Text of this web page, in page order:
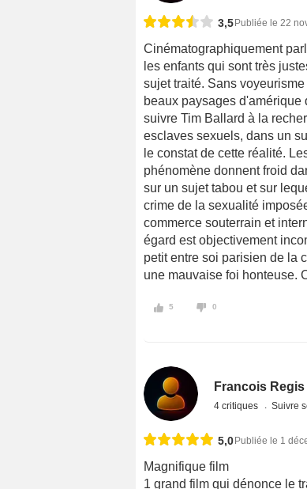
3,5Publiée le 22
Cinématographiquement
les enfants qui sont très
sujet traité. Sans
beaux paysages
suivre Tim Ballard à la
esclaves sexuels, dans un
le constat de cette réalité.
phénomène donnent froid
sur un sujet tabou et sur
crime de la sexualité
commerce souterrain et
égard est objectivement
petit entre soi parisien de la
une mauvaise foi honteuse.
5 0
Francois Regis
4 critiques Suivre
5,0Publiée le 1
Magnifique film
1 grand film qui dénonce le